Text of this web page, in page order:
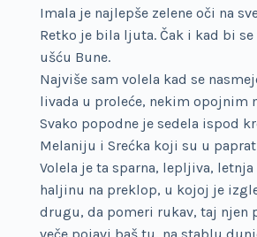
Imala je najlepše zelene oči na
Retko je bila ljuta. Čak i kad bi
ušću Bune.
Najviše sam volela kad se
livada u proleće, nekim opojnim
Svako popodne je sedela ispod
Melaniju i Srećka koji su u
Volela je ta sparna, lepljiva,
haljinu na preklop, u kojoj je
drugu, da pomeri rukav, taj njen